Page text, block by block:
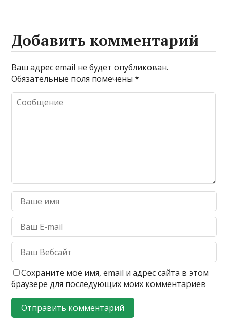
Добавить комментарий
Ваш адрес email не будет опубликован.
Обязательные поля помечены*
Сохраните моё имя, email и адрес сайта в этом
браузере для последующих моих комментариев